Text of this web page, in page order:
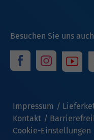
Besuchen Sie uns
Impressum
Kontakt
Cookie-Einstellungen